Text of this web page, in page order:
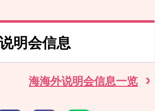
明会信息
海海外说明会信息一览